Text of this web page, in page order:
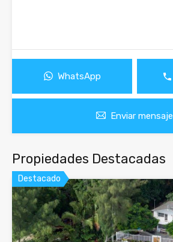
WhatsApp
Enviar mensaje
Propiedades Destacadas
Destacado